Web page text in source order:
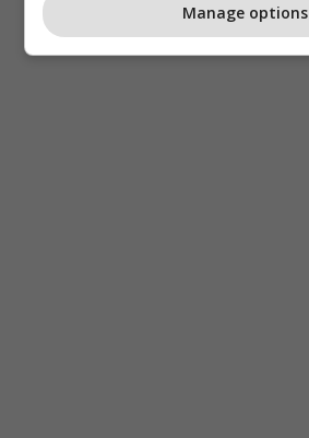
Manage options